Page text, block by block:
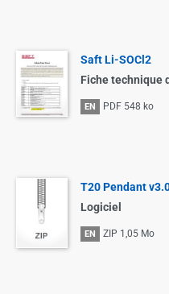
Saft Li-SOCl2
Fiche technique
EN PDF 548 ko
T20 Pendant
Logiciel
EN ZIP 1,05 Mo